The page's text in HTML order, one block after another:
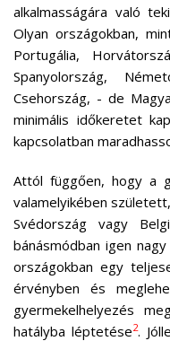
alkalmasságára való
Olyan országokban,
Portugália,
Spanyolország,
Csehország, - de
minimális időkeretet
kapcsolatban
Attól függően, hogy a
valamelyikében
Svédország vagy
bánásmódban igen
országokban egy
érvényben és
gyermekelhelyezés
hatályba léptetése2.